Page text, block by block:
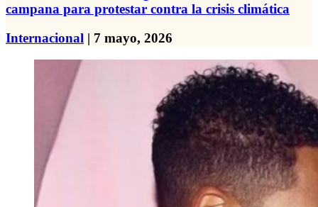
campana para protestar contra la crisis climática
Internacional | 7 mayo, 2026